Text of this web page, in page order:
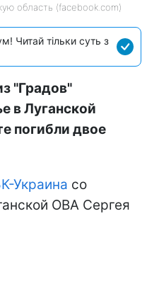
область (facebook.com)
Читай тільки суть з
"Градов"
в Луганской
погибли двое
Украина со
ОВА Сергея